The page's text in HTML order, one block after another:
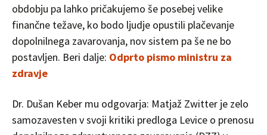
obdobju pa lahko pričakujemo še posebej velike
finančne težave, ko bodo ljudje opustili plačevanje
dopolnilnega zavarovanja, nov sistem pa še ne bo
postavljen. Beri dalje: Odprto pismo ministru za
zdravje
Dr. Dušan Keber mu odgovarja: Matjaž Zwitter je zelo
samozavesten v svoji kritiki predloga Levice o prenosu